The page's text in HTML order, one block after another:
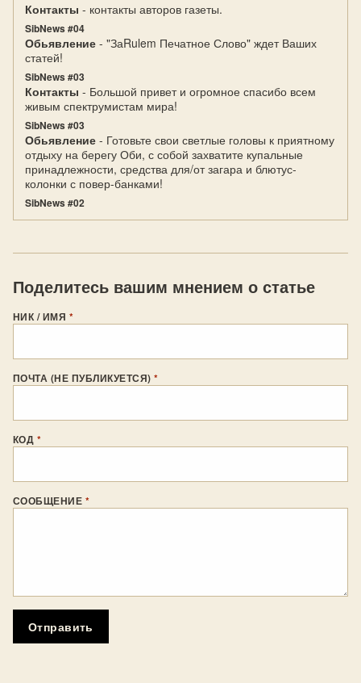
Контакты - контакты авторов газеты.
SibNews #04
Обьявление - "ЗаRulem Печатное Слово" ждет Ваших
статей!
SibNews #03
Контакты - Большой привет и огромное спасибо всем
живым спектрумистам мира!
SibNews #03
Обьявление - Готовьте свои светлые головы к приятному
отдыху на берегу Оби, с собой захватите купальные
принадлежности, средства для/от загара и блютус-
колонки с повер-банками!
SibNews #02
Поделитесь вашим мнением о статье
НИК / ИМЯ *
ПОЧТА (НЕ ПУБЛИКУЕТСЯ)*
КОД *
СООБЩЕНИЕ *
Отправить